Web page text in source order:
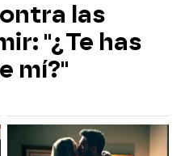
las
"¿Te has
mí?"